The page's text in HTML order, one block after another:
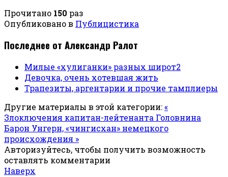
Прочитано 150 раз
Опубликовано в Публицистика
Последнее от Александр Ралот
Милые «хулиганки» разных широт2
Девочка, очень хотевшая жить
Трапезиты, аргентарии и прочие тамплиеры
Другие материалы в этой категории:«
Злоключения капитан-лейтенанта Головнина
Барон Унгерн, «чингисхан» немецкого
происхождения »
Авторизуйтесь, чтобы получить возможность
оставлять комментарии
Наверх